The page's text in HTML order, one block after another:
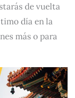
de vuelta
día en la
más o para